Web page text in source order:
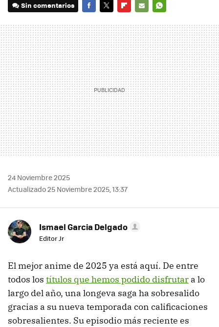
Sin comentarios
MAIL
24 Noviembre 2025
Actualizado 25 Noviembre 2025, 13:37
Ismael Garcia Delgado
Editor Jr
El mejor anime de 2025 ya está aquí. De entre
todos los títulos que hemos podido disfrutar a lo
largo del año, una longeva saga ha sobresalido
gracias a su nueva temporada con calificaciones
sobresalientes. Su episodio más reciente es